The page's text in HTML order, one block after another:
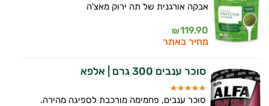
אבקה אורגנית של תה ירוק מאצ'ה
119.90
₪
מחיר באתר
סוכר ענבים 300 גרם | אלפא
סוכר ענבים, פחמימה מורכבת לספיגה מהירה.